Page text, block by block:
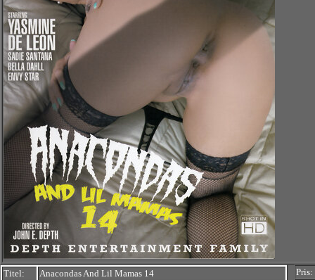
Titel:
Anacondas And Lil Mamas 14